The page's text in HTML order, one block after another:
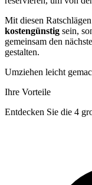
Mit diesen
kostengünstig sein,
gemeinsam den
gestalten.
Umziehen leicht
Ihre Vorteile
Entdecken Sie die 4